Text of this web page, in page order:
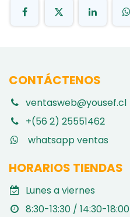
CONTÁCTENOS
ventasweb@yousef.cl
+(56 2) 25551462
whatsapp ventas
HORARIOS TIENDAS
Lunes a viernes
8:30-13:30 / 14:30-18:00